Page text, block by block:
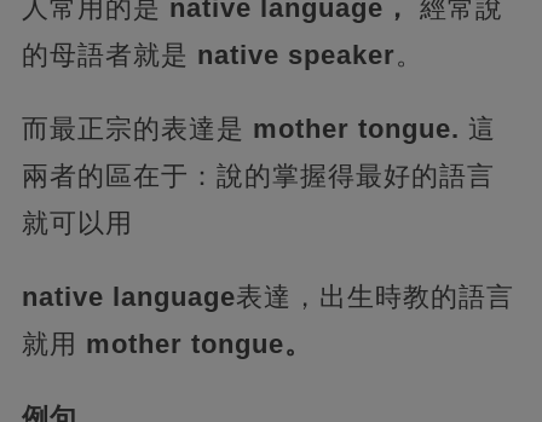
人常用的是 native language，
經常說
的母語者就是 native speaker。
而最正宗的表達是 mother tongue. 這
兩者的區在于：說的掌握得最好的語言
就可以用
native language表達，出生時教的語言
就用 mother tongue。